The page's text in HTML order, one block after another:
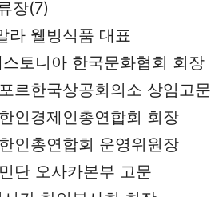
장(7)
라 웰빙식품 대표
토니아 한국문화협회 회장
르한국상공회의소 상임고문
인경제인총연합회 회장
인총연합회 운영위원장
단 오사카본부 고문